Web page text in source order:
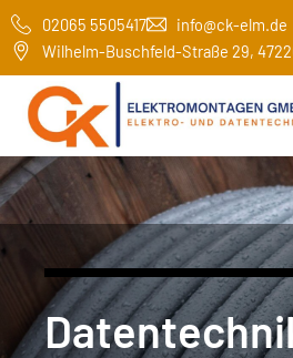
Zum
Inhalt
springen
02065 5505417
info@ck-elm.de
Wilhelm-Buschfeld-Straße 29,